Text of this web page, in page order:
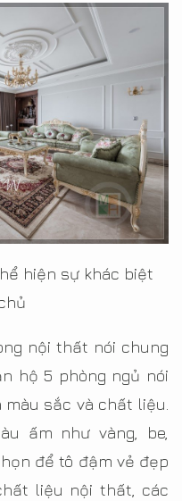
hiện sự khác biệt
nội thất nói chung
hộ 5 phòng ngủ nói
sắc và chất liệu.
ấm như vàng, be,
để tô đậm vẻ đẹp
liệu nội thất, các